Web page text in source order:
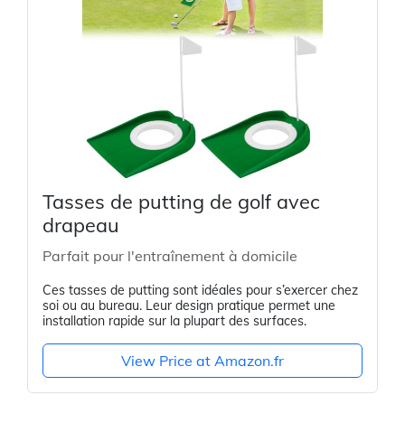
Tasses de putting de golf avec
drapeau
Parfait pour l'entraînement à domicile
Ces tasses de putting sont idéales pour s’exercer chez
soi ou au bureau. Leur design pratique permet une
installation rapide sur la plupart des surfaces.
View Price at Amazon.fr